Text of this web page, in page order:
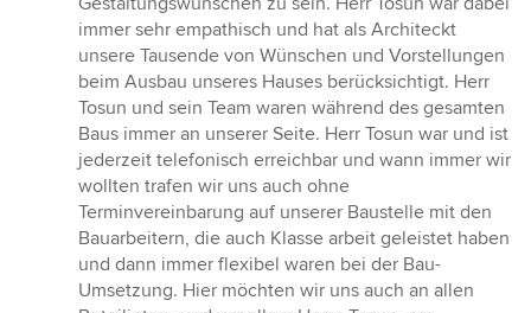
immer sehr empathisch und hat als Architeckt
unsere Tausende von Wünschen und Vorstellungen
beim Ausbau unseres Hauses berücksichtigt. Herr
Tosun und sein Team waren während des gesamten
Baus immer an unserer Seite. Herr Tosun war und ist
jederzeit telefonisch erreichbar und wann immer wir
wollten trafen wir uns auch ohne
Terminvereinbarung auf unserer Baustelle mit den
Bauarbeitern, die auch Klasse arbeit geleistet haben
und dann immer flexibel waren bei der Bau-
Umsetzung. Hier möchten wir uns auch an allen